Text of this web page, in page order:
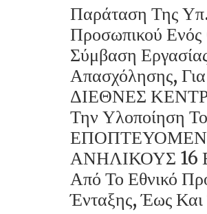
Παράταση Της
Προσωπικού
Σύμβαση
Απασχόλησης,
ΔΙΕΘΝΕΣ
Την Υλοποίηση
ΑΝΗΛΙΚΟΥΣ 16
Από Το Εθνικό
Ένταξης, Έως